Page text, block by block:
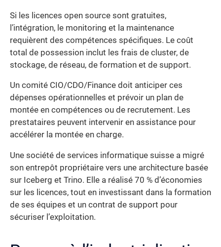
Si les licences open source sont gratuites,
l’intégration, le monitoring et la maintenance
requièrent des compétences spécifiques. Le coût
total de possession inclut les frais de cluster, de
stockage, de réseau, de formation et de support.
Un comité CIO/CDO/Finance doit anticiper ces
dépenses opérationnelles et prévoir un plan de
montée en compétences ou de recrutement. Les
prestataires peuvent intervenir en assistance pour
accélérer la montée en charge.
Une société de services informatique suisse a migré
son entrepôt propriétaire vers une architecture basée
sur Iceberg et Trino. Elle a réalisé 70 % d’économies
sur les licences, tout en investissant dans la formation
de ses équipes et un contrat de support pour
sécuriser l’exploitation.